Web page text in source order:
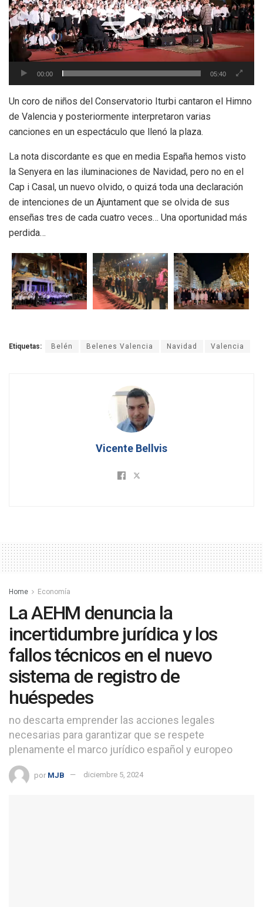
00:00 05:40
Un coro de niños del Conservatorio Iturbi cantaron el Himno
de Valencia y posteriormente interpretaron varias
canciones en un espectáculo que llenó la plaza.
La nota discordante es que en media España hemos visto
la Senyera en las iluminaciones de Navidad, pero no en el
Cap i Casal, un nuevo olvido, o quizá toda una declaración
de intenciones de un Ajuntament que se olvida de sus
enseñas tres de cada cuatro veces… Una oportunidad más
perdida…
Etiquetas: Belén Belenes Valencia Navidad Valencia
Vicente Bellvis
Home Economía
La AEHM denuncia la
incertidumbre jurídica y los
fallos técnicos en el nuevo
sistema de registro de
huéspedes
no descarta emprender las acciones legales
necesarias para garantizar que se respete
plenamente el marco jurídico español y europeo
por MJB diciembre 5, 2024